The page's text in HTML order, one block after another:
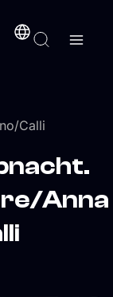
Calli
Anna